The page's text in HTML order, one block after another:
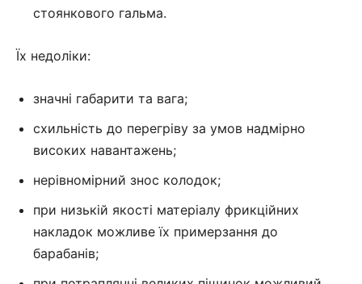
стоянкового гальма.
Їх недоліки:
значні габарити та вага;
схильність до перегріву за умов надмірно
високих навантажень;
нерівномірний знос колодок;
при низькій якості матеріалу фрикційних
накладок можливе їх примерзання до
барабанів;